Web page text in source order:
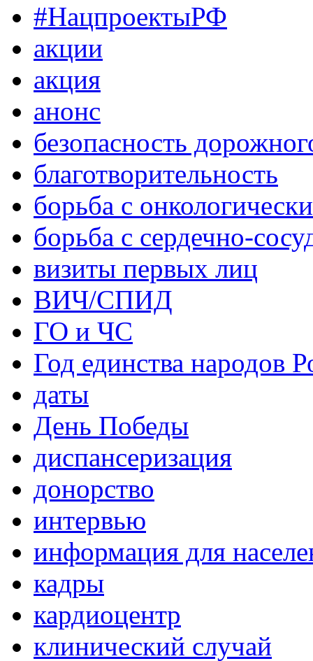
#НацпроектыРФ
акции
акция
анонс
безопасность
благотворительность
борьба с
борьба с сердечно-
визиты первых лиц
ВИЧ/СПИД
ГО и ЧС
Год единства народов
даты
День Победы
диспансеризация
донорство
интервью
информация для
кадры
кардиоцентр
клинический случай